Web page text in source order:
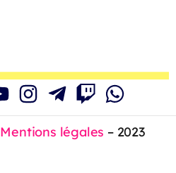
Mentions légales – 2023